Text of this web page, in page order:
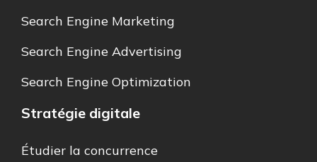
Search Engine Marketing
Search Engine Advertising
Search Engine Optimization
Stratégie digitale
Étudier la concurrence